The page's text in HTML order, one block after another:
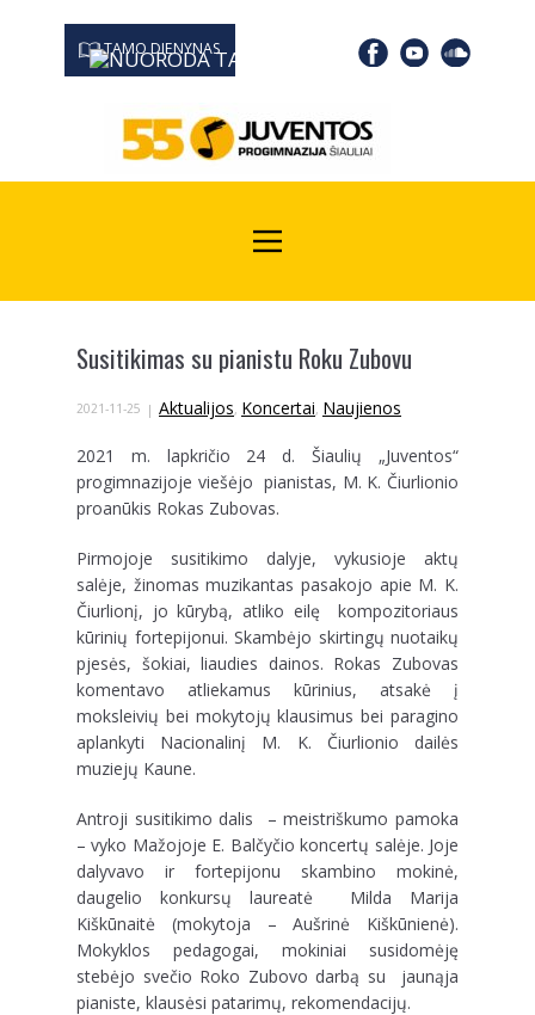
TAMO DIENYNAS
0667 19366
Susitikimas su pianistu Roku Zubovu
2021-11-25 Aktualijos, Koncertai, Naujienos
2021 m. lapkričio 24 d. Šiaulių „Juventos“
progimnazijoje viešėjo pianistas, M. K. Čiurlionio
proanūkis Rokas Zubovas.
Pirmojoje susitikimo dalyje, vykusioje aktų
salėje, žinomas muzikantas pasakojo apie M. K.
Čiurlionį, jo kūrybą, atliko eilę kompozitoriaus
kūrinių fortepijonui. Skambėjo skirtingų nuotaikų
pjesės, šokiai, liaudies dainos. Rokas Zubovas
komentavo atliekamus kūrinius, atsakė į
moksleivių bei mokytojų klausimus bei paragino
aplankyti Nacionalinį M. K. Čiurlionio dailės
muziejų Kaune.
Antroji susitikimo dalis – meistriškumo pamoka
– vyko Mažojoje E. Balčyčio koncertų salėje. Joje
dalyvavo ir fortepijonu skambino mokinė,
daugelio konkursų laureatė Milda Marija
Kiškūnaitė (mokytoja – Aušrinė Kiškūnienė).
Mokyklos pedagogai, mokiniai susidomėję
stebėjo svečio Roko Zubovo darbą su jaunąja
pianiste, klausėsi patarimų, rekomendacijų.